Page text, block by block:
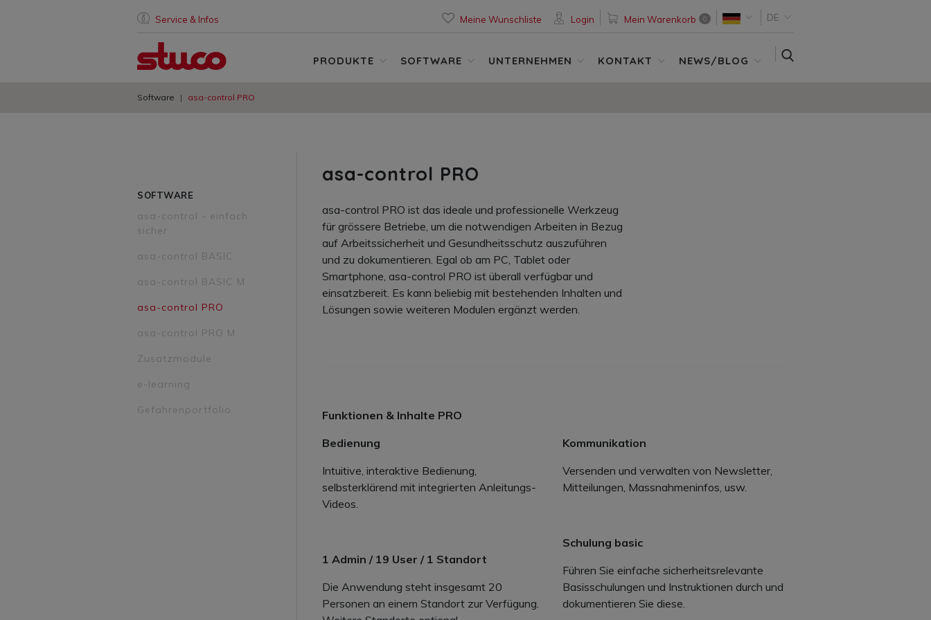
Service & Infos Meine Wunschliste Login Mein Warenkorb 0 DE
PRODUKTE SOFTWARE UNTERNEHMEN KONTAKT NEWS/BLOG
Software asa-control PRO
asa-control PRO
asa-control PRO ist das ideale und professionelle Werkzeug
für grössere Betriebe, um die notwendigen Arbeiten in Bezug
auf Arbeitssicherheit und Gesundheitsschutz auszuführen
und zu dokumentieren. Egal ob am PC, Tablet oder
Smartphone, asa-control PRO ist überall verfügbar und
einsatzbereit. Es kann beliebig mit bestehenden Inhalten und
Lösungen sowie weiteren Modulen ergänzt werden.
Funktionen & Inhalte PRO
Bedienung
Intuitive, interaktive Bedienung,
selbsterklärend mit integrierten Anleitungs-
Videos.
1 Admin / 19 User / 1 Standort
Die Anwendung steht insgesamt 20
Personen an einem Standort zur Verfügung.
Kommunikation
Versenden und verwalten von Newsletter,
Mitteilungen, Massnahmeninfos, usw.
Schulung basic
Führen Sie einfache sicherheitsrelevante
Basisschulungen und Instruktionen durch und
dokumentieren Sie diese.
SOFTWARE
asa-control - einfach
sicher
asa-control BASIC
asa-control BASIC M
asa-control PRO
asa-control PRO M
Zusatzmodule
e-learning
Gefahrenportfolio